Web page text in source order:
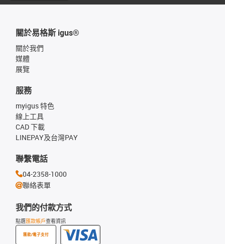
關於易格斯 igus®
關於我們
媒體
展覽
我們的付款方式
點選匯款帳戶查看資訊
匯款/電子支付
服務
myigus 特色
線上工具
CAD 下載
LINEPAY及台灣PAY
聯繫電話
04-2358-1000
聯絡表單